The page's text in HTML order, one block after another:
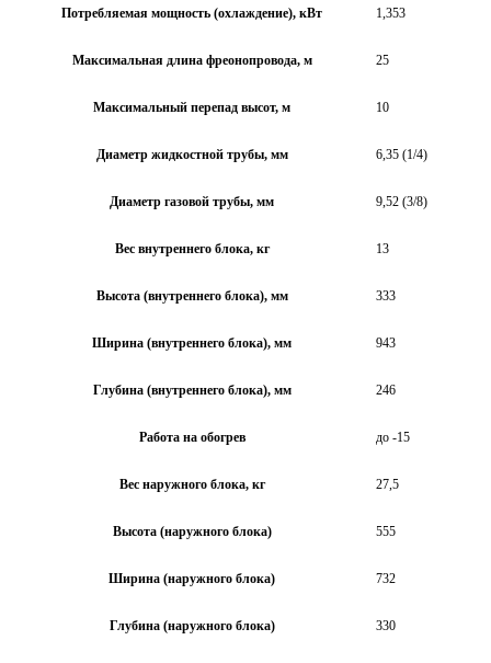
Потребляемая мощность (охлаждение), кВт 1,353
Максимальная длина фреонопровода, м 25
Максимальный перепад высот, м 10
Диаметр жидкостной трубы, мм 6,35 (1/4)
Диаметр газовой трубы, мм 9,52 (3/8)
Вес внутреннего блока, кг 13
Высота (внутреннего блока), мм 333
Ширина (внутреннего блока), мм 943
Глубина (внутреннего блока), мм 246
Работа на обогрев до -15
Вес наружного блока, кг 27,5
Высота (наружного блока) 555
Ширина (наружного блока) 732
Глубина (наружного блока) 330